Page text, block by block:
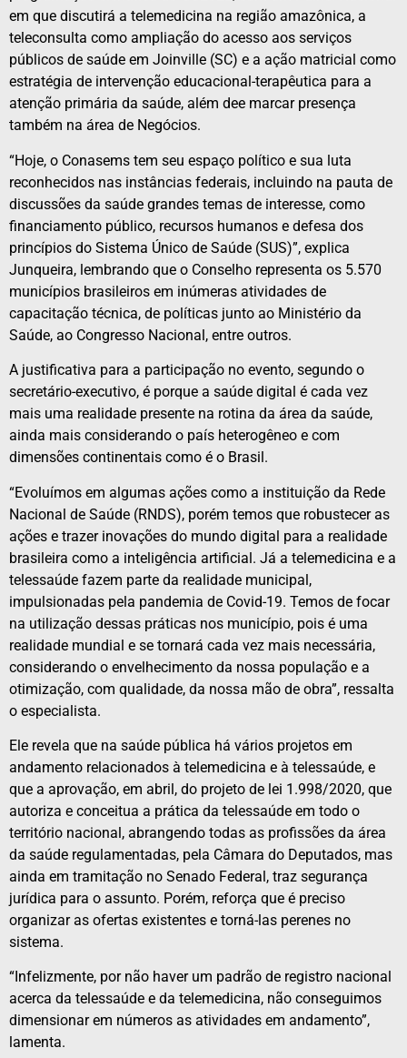
em que discutirá a telemedicina na região amazônica, a
teleconsulta como ampliação do acesso aos serviços
públicos de saúde em Joinville (SC) e a ação matricial como
estratégia de intervenção educacional-terapêutica para a
atenção primária da saúde, além dee marcar presença
também na área de Negócios.
“Hoje, o Conasems tem seu espaço político e sua luta
reconhecidos nas instâncias federais, incluindo na pauta de
discussões da saúde grandes temas de interesse, como
financiamento público, recursos humanos e defesa dos
princípios do Sistema Único de Saúde (SUS)”, explica
Junqueira, lembrando que o Conselho representa os 5.570
municípios brasileiros em inúmeras atividades de
capacitação técnica, de políticas junto ao Ministério da
Saúde, ao Congresso Nacional, entre outros.
A justificativa para a participação no evento, segundo o
secretário-executivo, é porque a saúde digital é cada vez
mais uma realidade presente na rotina da área da saúde,
ainda mais considerando o país heterogêneo e com
dimensões continentais como é o Brasil.
“Evoluímos em algumas ações como a instituição da Rede
Nacional de Saúde (RNDS), porém temos que robustecer as
ações e trazer inovações do mundo digital para a realidade
brasileira como a inteligência artificial. Já a telemedicina e a
telessaúde fazem parte da realidade municipal,
impulsionadas pela pandemia de Covid-19. Temos de focar
na utilização dessas práticas nos município, pois é uma
realidade mundial e se tornará cada vez mais necessária,
considerando o envelhecimento da nossa população e a
otimização, com qualidade, da nossa mão de obra”, ressalta
o especialista.
Ele revela que na saúde pública há vários projetos em
andamento relacionados à telemedicina e à telessaúde, e
que a aprovação, em abril, do projeto de lei 1.998/2020, que
autoriza e conceitua a prática da telessaúde em todo o
território nacional, abrangendo todas as profissões da área
da saúde regulamentadas, pela Câmara do Deputados, mas
ainda em tramitação no Senado Federal, traz segurança
jurídica para o assunto. Porém, reforça que é preciso
organizar as ofertas existentes e torná-las perenes no
sistema.
“Infelizmente, por não haver um padrão de registro nacional
acerca da telessaúde e da telemedicina, não conseguimos
dimensionar em números as atividades em andamento”,
lamenta.